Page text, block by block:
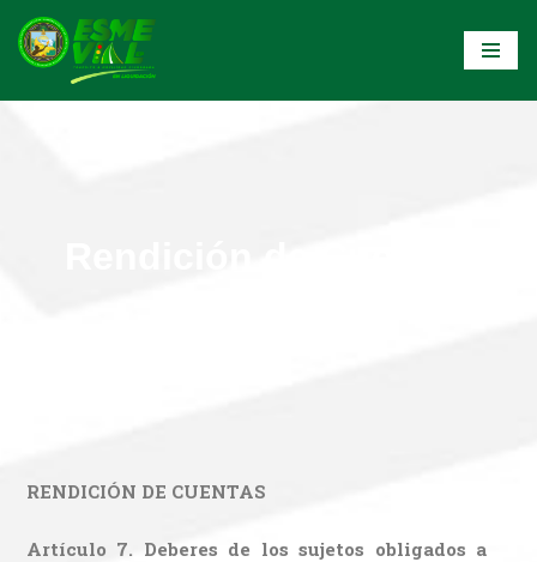
Saltar
RENDICIÓN DE CUENTAS
Artículo 7. Deberes de los sujetos obligados a